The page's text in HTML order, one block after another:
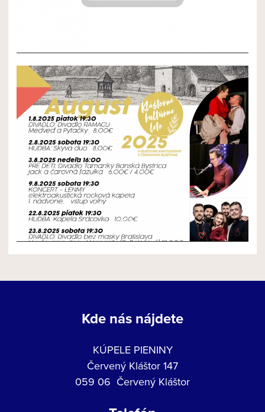
NOVÝ ČLÁNOK
Kde nás nájdete
KÚPELE PIENINY
Červený Kláštor 147
059 06 Červený Kláštor